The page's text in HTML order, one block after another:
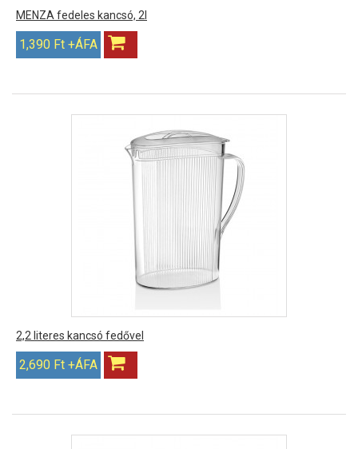
MENZA fedeles kancsó, 2l
1,390 Ft +ÁFA
2,2 literes kancsó fedővel
2,690 Ft +ÁFA